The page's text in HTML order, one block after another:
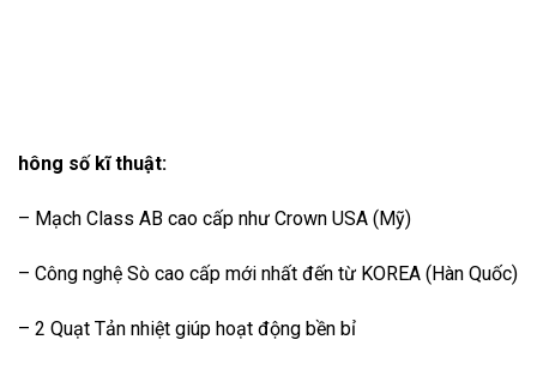
hông số kĩ thuật:
– Mạch Class AB cao cấp như Crown USA (Mỹ)
– Công nghệ Sò cao cấp mới nhất đến từ KOREA (Hàn Quốc)
– 2 Quạt Tản nhiệt giúp hoạt động bền bỉ